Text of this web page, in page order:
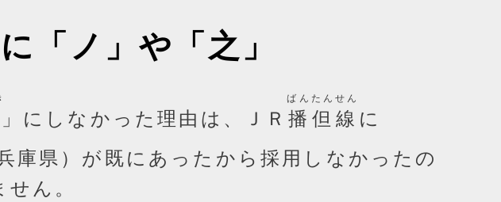
「ノ」や「之」
」にしなかった理由は、ＪＲ 播但線
ばんたんせん
に
兵庫県）が既にあったから採用しなかったの
ん。